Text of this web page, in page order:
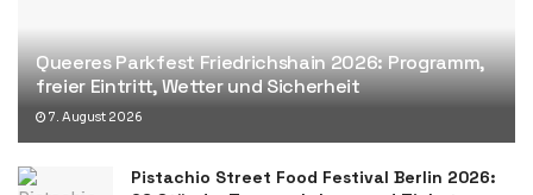
Queeres Parkfest Friedrichshain 2026: Programm,
freier Eintritt, Wetter und Sicherheit
7. August 2026
Pistachio Street Food Festival Berlin 2026: